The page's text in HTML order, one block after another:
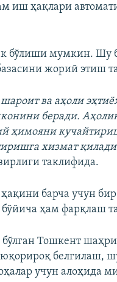
иш ҳақлари
бўлиши мумкин. Шу
жорий этиш
ва аҳоли
беради.
ҳимояни
хизмат
таклифида.
барча учун
бўйича ҳам фарқлаш
Тошкент
белгилаш,
учун алоҳида